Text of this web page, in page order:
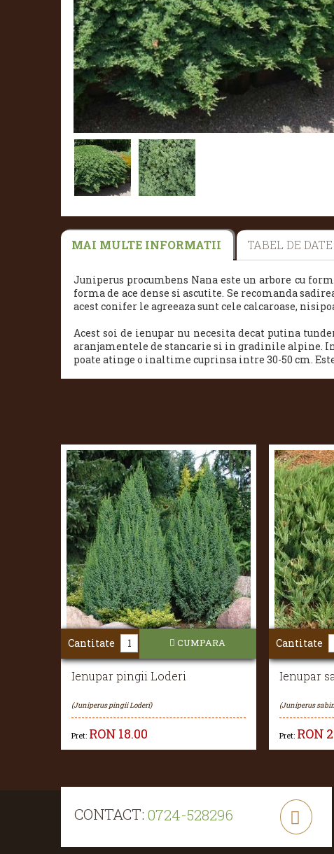
MAI MULTE INFORMATII TABEL DE DATE
Juniperus procumbens Nana este un arbore cu
forma de ace dense si ascutite. Se recomanda
acest conifer le agreeaza sunt cele calcaroase,
Acest soi de ienupar nu necesita decat putina
aranjamentele de stancarie si in gradinile alpine.
poate atinge o inaltime cuprinsa intre 30-50 cm.
Ienupar pingii Loderi
(Juniperus pingii Loderi)
Pret: RON 18.00
Cantitate CUMPARA
Ienupar
(Juniperus
Pret: RON
Cantitate
CONTACT: 0724-528296